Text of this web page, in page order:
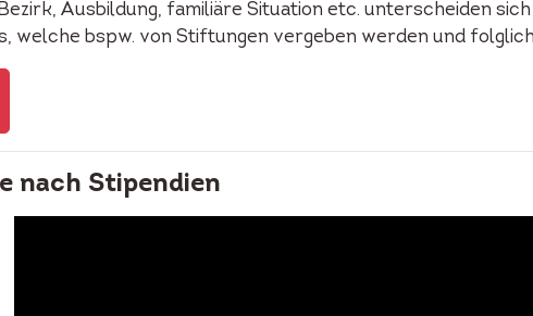
Ausbildung, familiäre Situation etc. unterscheiden
welche bspw. von Stiftungen vergeben werden und
nach Stipendien